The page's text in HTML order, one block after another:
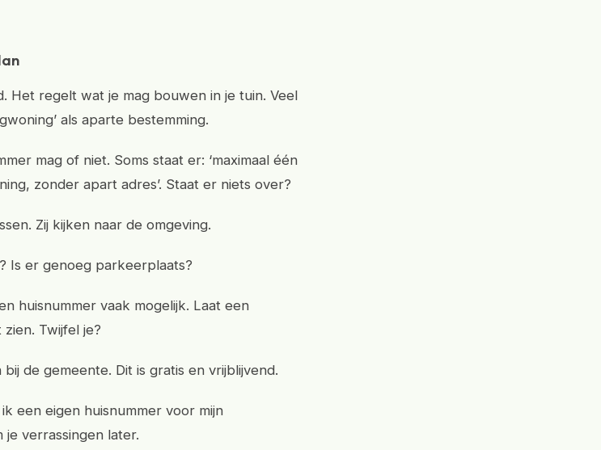
Het regelt wat je mag bouwen in je tuin. Veel
als aparte bestemming.
mag of niet. Soms staat er: ‘maximaal één
zonder apart adres’. Staat er niets over?
Zij kijken naar de omgeving.
Is er genoeg parkeerplaats?
huisnummer vaak mogelijk. Laat een
Twijfel je?
bij de gemeente. Dit is gratis en vrijblijvend.
een eigen huisnummer voor mijn
je verrassingen later.